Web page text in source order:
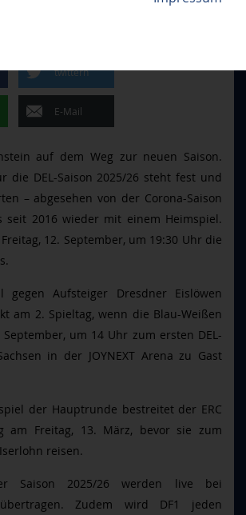
twittern
E-Mail
auf dem Weg zur neuen Saison.
die DEL-Saison 2025/26 steht fest und
– abgesehen von der Corona-Saison
seit 2016 wieder mit einem Heimspiel.
12. September, um 19:30 Uhr die
gegen Aufsteiger Dresdner Eislöwen
am 2. Spieltag, wenn die Blau-Weißen
September, um 14 Uhr zum ersten DEL-
in der JOYNEXT Arena zu Gast
der Hauptrunde bestreitet der ERC
am Freitag, 13. März, bevor sie zum
reisen.
Saison 2025/26 werden live bei
übertragen. Zudem wird DF1 jeden